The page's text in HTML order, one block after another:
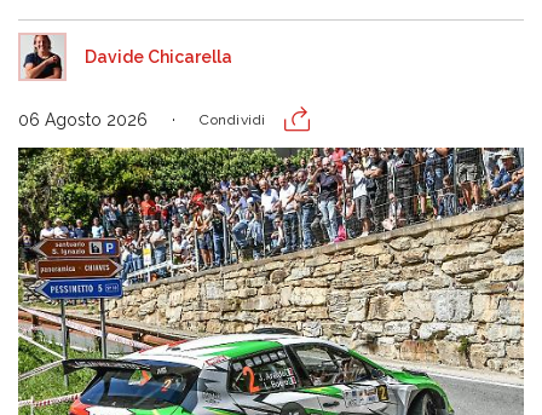
Davide Chicarella
06 Agosto 2026 Condividi